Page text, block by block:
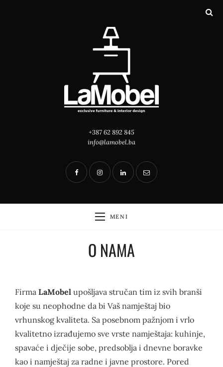
+387 62 892 845
info@lamobel.ba
MENI
O NAMA
Firma LaMobel upošljava stručan tim iz svih branši
koje su neophodne da bi Vaš namještaj bio
vrhunskog kvaliteta. Sa posebnom pažnjom i vrlo
kvalitetno izrađujemo sve vrste namještaja: kuhinje,
spavaće i dječije sobe, predsoblja i dnevne boravke
kao i namještaj za radne i javne prostore. Pored